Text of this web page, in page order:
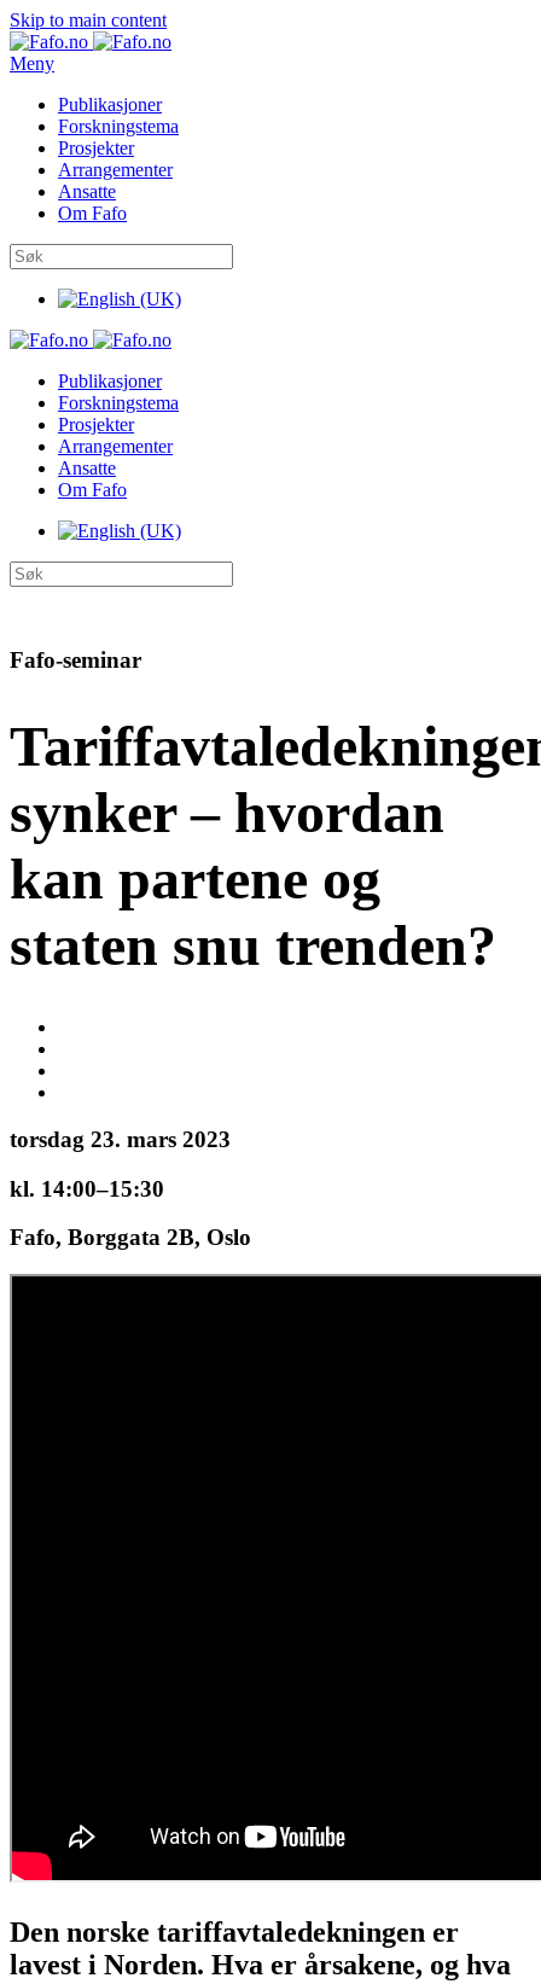
Skip to main content
Meny
Publikasjoner
Forskningstema
Prosjekter
Arrangementer
Ansatte
Om Fafo
Publikasjoner
Forskningstema
Prosjekter
Arrangementer
Ansatte
Om Fafo
Fafo-seminar
synker – hvordan
kan partene og
staten snu trenden?
torsdag 23. mars 2023
kl. 14:00–15:30
Fafo, Borggata 2B, Oslo
Den norske tariffavtaledekningen er
lavest i Norden. Hva er årsakene, og hva